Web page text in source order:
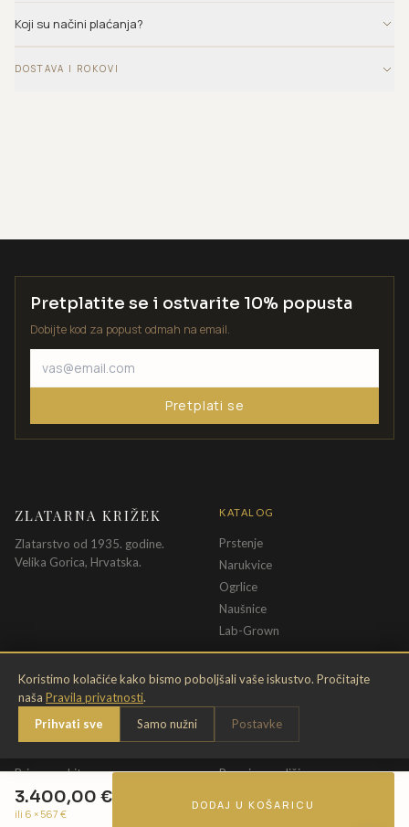
Koji su načini plaćanja?
DOSTAVA I ROKOVI
3.400,00 €
ili 6 × 567 €
DODAJ U KOŠARICU
Koristimo kolačiće kako bismo poboljšali vaše iskustvo. Pročitajte
naša Pravila privatnosti.
Prihvati sve
Samo nužni Postavke
Pretplatite se i ostvarite 10% popusta
Dobijte kod za popust odmah na email.
Pretplati se
ZLATARNA KRIŽEK
Zlatarstvo od 1935. godine.
Velika Gorica, Hrvatska.
KATALOG
Prstenje
Narukvice
Ogrlice
Naušnice
Lab-Grown
INFORMACIJE
O nama
Kontakt
Briga o nakitu
Jamstvo
PRAVNE ODREDBE
Pravila privatnosti
Opći uvjeti
Promjena veličine